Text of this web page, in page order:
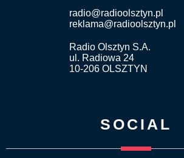
radio@radioolsztyn.pl
reklama@radioolsztyn.pl
Radio Olsztyn S.A.
ul. Radiowa 24
10-206 OLSZTYN
SOCIAL